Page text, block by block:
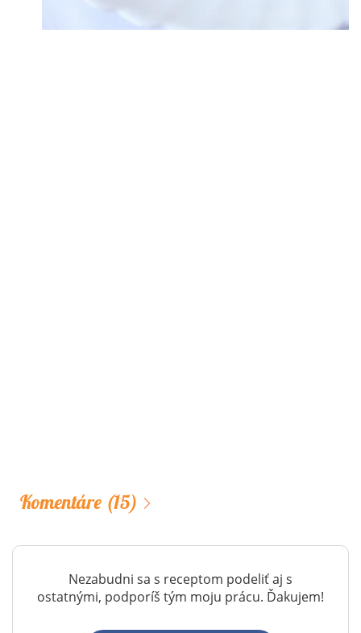
Komentáre (15)
Nezabudni sa s receptom podeliť aj s
ostatnými, podporíš tým moju prácu. Ďakujem!